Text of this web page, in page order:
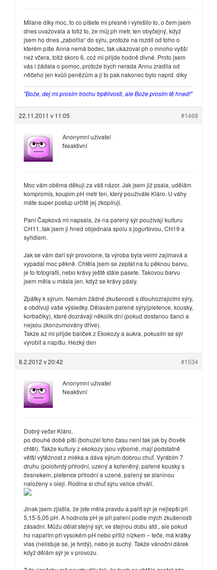
Milane díky moc, to co píšete mi přesně i vyřešilo to, o čem jsem
dnes uvažovala a totiž to, že můj ph metr, ten obyčejný, když
jsem ho dnes „zabořila“ do sýru, protože na rozdíl od toho o
kterém píše Anna nemá bodec, tak ukazoval ph o mnoho vyšší
než včera, totiž skoro 6, což mi přijde hodně divné. Proto jsem
vás i žádala o pomoc, protože bych nerada Annu zradila od
něčeho jen kvůli penězům a jí to pak nakonec bylo naprd. díky
"Bože, dej mi prosím trochu trpělivosti, ale Bože prosím tě hned!"
22.11.2011 v 11:05 #1468
Anonymní uživatel
Neaktivní
Moc vám oběma děkuji za váš názor. Jak jsem již psala, udělám
kompromis, koupim pH metr ten, který použiváte Kláro. U váhy
máte super postup určitě jej zkopíruji.
Paní Čapková mi napsala, že na pařený sýr používají kulturu
CH11, tak jsem ji hned objednala spolu s jogurtovou, CH19 a
syřidlem.
Jak se vám daří sýr provolone, ta výroba byla velmi zajímavá a
vypadal moc pěkně. Chtěla jsem se zeptat na tu pěknou barvu,
je to fotografii, nebo krávy ještě stále pasete. Takovou barvu
jsem měla u másla jen, když se krávy pásly.
Zpátky k sýrum. Nemám žádné zkušenosti s dlouhozrajicími sýry,
a obdivuji vaše výsledky. Dělavám pařené sýry(pletence, kousky,
korbačiky), které dozrávaji několik dní (pokud dostanou šanci a
nejsou zkonzumovány dříve).
Takže až mi přijde balíček z Ekokozy a aukra, pokusím se sýr
vyrobit a napíšu. Hezký den
8.2.2012 v 20:42 #1534
Anonymní uživatel
Neaktivní
Dobrý večer Kláro,
po dlouhé době píši (bohužel toho času není tak jak by člověk
chtěl). Takže kultury z ekokozy jsou výborné, mají podstatně
větší výtěžnost z mléka a dáva sýrum dobrou chuť. Vyrábím 7
druhu (polotvrdý přírodní, uzený a kořeněný, pařené kousky s
česnekem, pletence přírodní a uzené, pařený se slaninou
naloženy v oleji. Rodina si chuť sýru velice chválí.
Jinak jsem zjistila, že jste měla pravdu a pařit sýr je nejlepší při
5,15-5,05 pH. A hodnota pH je při paření podle mých zkušenosti
zásadní. Můžu dělat stejný sýr, ve stejnou dobu atd., ale pokud
ho napařím při vysokém pH nebo příliž nízkem – teče, má krátky
vlas (nelistuje se, je tvrdý), nebo je suchý. Takže vánoční dárek
když dělám sýr je v provozu.